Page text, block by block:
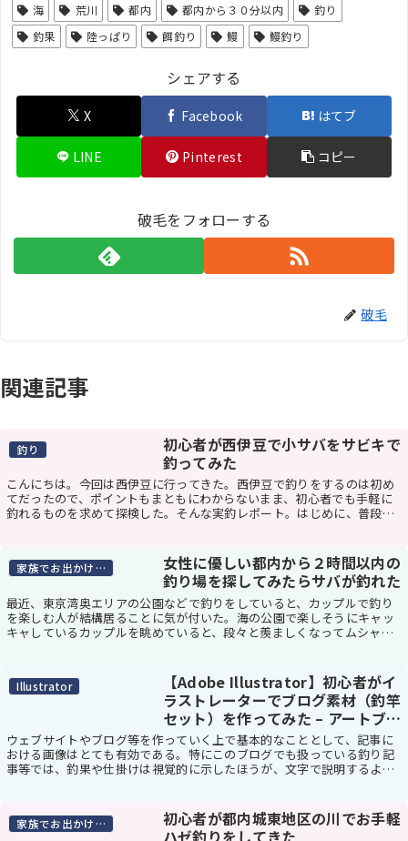
海
荒川 都内 都内から３０分以内
釣り
釣果
陸っぱり 餌釣り 鰻 鰻釣り
シェアする
X Facebook はてブ
LINE Pinterest コピー
破毛をフォローする
破毛
関連記事
釣り
初心者が西伊豆で小サバをサビキで
釣ってみた
こんにちは。今回は西伊豆に行ってきた。西伊豆で釣りをするのは初め
てだったので、ポイントもまともにわからないまま、初心者でも手軽に
釣れるものを求めて探検した。そんな実釣レポート。はじめに、普段僕
家族でお出かけスポット
女性に優しい都内から２時間以内の
釣り場を探してみたらサバが釣れた
最近、東京湾奥エリアの公園などで釣りをしていると、カップルで釣り
を楽しむ人が結構居ることに気が付いた。海の公園で楽しそうにキャッ
キャしているカップルを眺めていると、段々と羨ましくなってムシャク
Illustrator
【Adobe Illustrator】初心者がイ
ラストレーターでブログ素材（釣竿
セット）を作ってみた – アートブ
ラシ機能編
ウェブサイトやブログ等を作っていく上で基本的なこととして、記事に
おける画像はとても有効である。特にこのブログでも扱っている釣り記
事等では、釣果や仕掛けは視覚的に示したほうが、文字で説明するより
家族でお出かけスポット
初心者が都内城東地区の川でお手軽
ハゼ釣りをしてきた